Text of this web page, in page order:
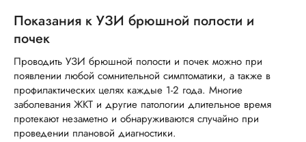
Показания к УЗИ брюшной полости и
почек
Проводить УЗИ брюшной полости и почек можно при
появлении любой сомнительной симптоматики, а также в
профилактических целях каждые 1-2 года. Многие
заболевания ЖКТ и другие патологии длительное время
протекают незаметно и обнаруживаются случайно при
проведении плановой диагностики.